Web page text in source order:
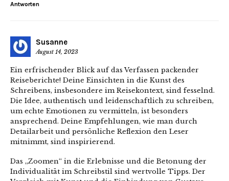
Antworten
Susanne
August 14, 2023
Ein erfrischender Blick auf das Verfassen packender
Reiseberichte! Deine Einsichten in die Kunst des
Schreibens, insbesondere im Reisekontext, sind fesselnd.
Die Idee, authentisch und leidenschaftlich zu schreiben,
um echte Emotionen zu vermitteln, ist besonders
ansprechend. Deine Empfehlungen, wie man durch
Detailarbeit und persönliche Reflexion den Leser
mitnimmt, sind inspirierend.
Das „Zoomen“ in die Erlebnisse und die Betonung der
Individualität im Schreibstil sind wertvolle Tipps. Der